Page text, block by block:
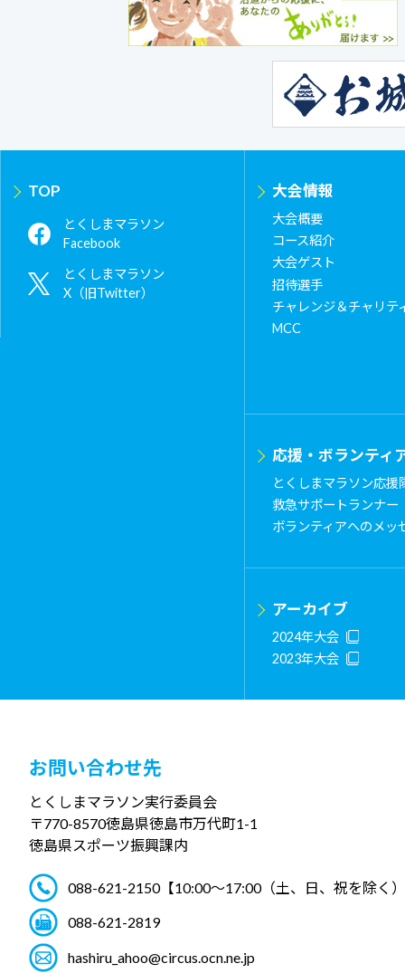
TOP
とくしまマラソン
Facebook
とくしまマラソン
X（旧Twitter）
大会情報
大会概要
コース紹介
大会ゲスト
招待選手
チャレンジ＆チャリテ
MCC
応援・ボランティ
とくしまマラソン応援
救急サポートランナー
ボランティアへのメッ
アーカイブ
2024年大会
2023年大会
お問い合わせ先
とくしまマラソン実行委員会
〒770-8570徳島県徳島市万代町1-1
徳島県スポーツ振興課内
088-621-2150【10:00～17:00（土、日、祝を除く
088-621-2819
hashiru_ahoo@circus.ocn.ne.jp